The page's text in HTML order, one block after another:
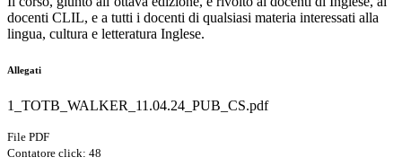
docenti CLIL, e a tutti i docenti di qualsiasi materia interessati alla
lingua, cultura e letteratura Inglese.
Allegati
1_TOTB_WALKER_11.04.24_PUB_CS.pdf
File PDF
Contatore click: 48